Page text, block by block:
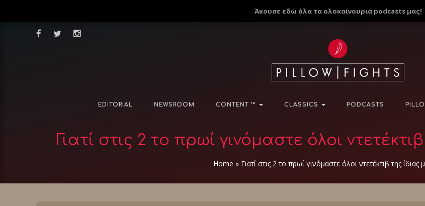
Άκουσε εδώ όλα τα ολοκαίνουρια podcasts μας!
EDITORIAL NEWSROOM CONTENT ™ CLASSICS PODCASTS
Γιατί στις 2 το πρωί γινόμαστε όλοι
Home » Γιατί στις 2 το πρωί γινόμαστε όλοι ντετέκτιβ της ίδιας